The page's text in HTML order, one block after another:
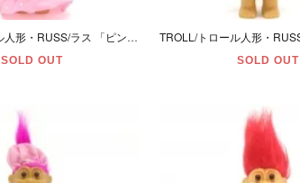
TROLL/トロール人形・RUSS/ラス 「ピンク/Ｍ/ドット柄ワンピース」
SOLD OUT SOLD OUT